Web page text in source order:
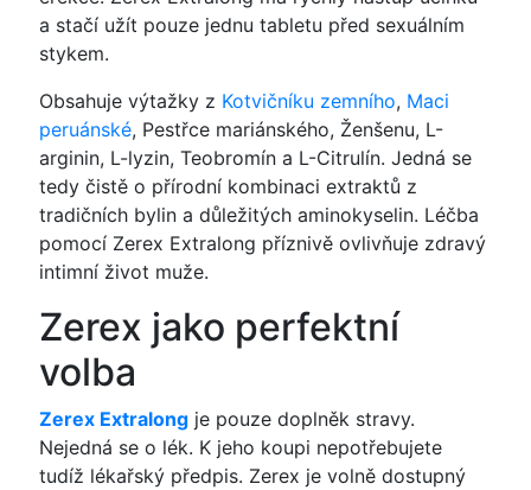
a stačí užít pouze jednu tabletu před sexuálním
stykem.
Obsahuje výtažky z Kotvičníku zemního, Maci
peruánské, Pestřce mariánského, Ženšenu, L-
arginin, L-lyzin, Teobromín a L-Citrulín. Jedná se
tedy čistě o přírodní kombinaci extraktů z
tradičních bylin a důležitých aminokyselin. Léčba
pomocí Zerex Extralong příznivě ovlivňuje zdravý
intimní život muže.
Zerex jako perfektní
volba
Zerex Extralong je pouze doplněk stravy.
Nejedná se o lék. K jeho koupi nepotřebujete
tudíž lékařský předpis. Zerex je volně dostupný